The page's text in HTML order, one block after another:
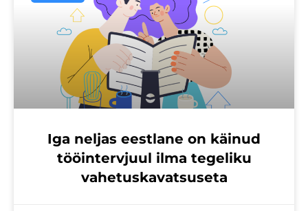
Iga neljas eestlane on käinud
tööintervjuul ilma tegeliku
vahetuskavatsuseta